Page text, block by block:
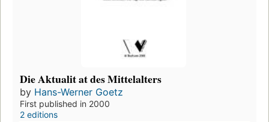
Die Aktualit at des Mittelalters
by Hans-Werner Goetz
First published in 2000
2 editions